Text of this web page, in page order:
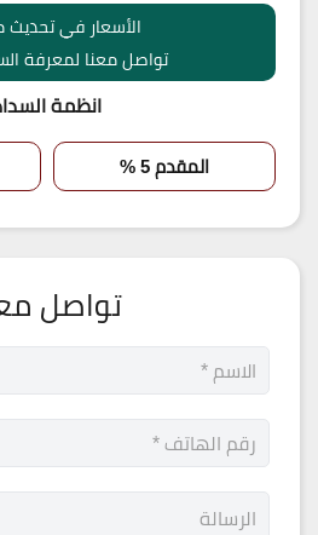
الأسعار في
تواصل معنا لمعرفة
انظمة
المقدم 5 %
تواصل